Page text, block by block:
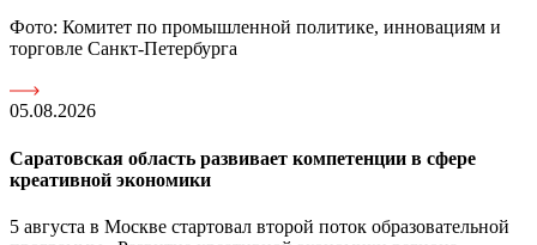
Фото: Комитет по промышленной политике, инновациям и
торговле Санкт-Петербурга
05.08.2026
Саратовская область развивает компетенции в сфере
креативной экономики
5 августа в Москве стартовал второй поток образовательной